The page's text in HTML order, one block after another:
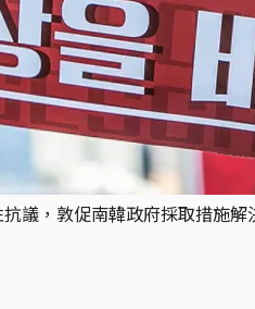
議，敦促南韓政府採取措施